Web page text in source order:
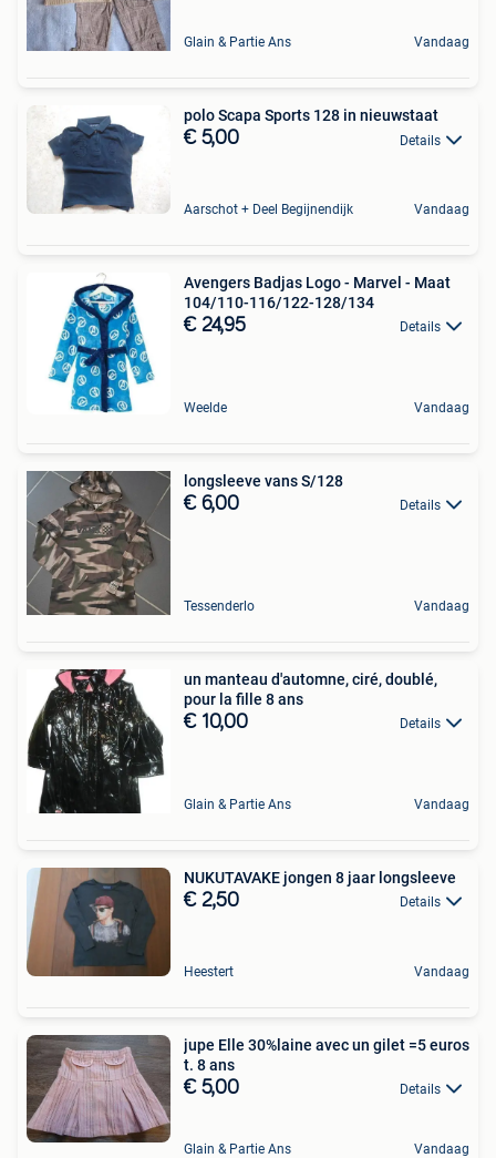
Glain & Partie Ans Vandaag
polo Scapa Sports 128 in nieuwstaat
€ 5,00 Details
Aarschot + Deel Begijnendijk Vandaag
Avengers Badjas Logo - Marvel - Maat
104/110-116/122-128/134
€ 24,95 Details
Weelde Vandaag
longsleeve vans S/128
€ 6,00 Details
Tessenderlo Vandaag
un manteau d'automne, ciré, doublé,
pour la fille 8 ans
€ 10,00 Details
Glain & Partie Ans Vandaag
NUKUTAVAKE jongen 8 jaar longsleeve
€ 2,50 Details
Heestert Vandaag
jupe Elle 30%laine avec un gilet =5 euros
t. 8 ans
€ 5,00 Details
Glain & Partie Ans Vandaag